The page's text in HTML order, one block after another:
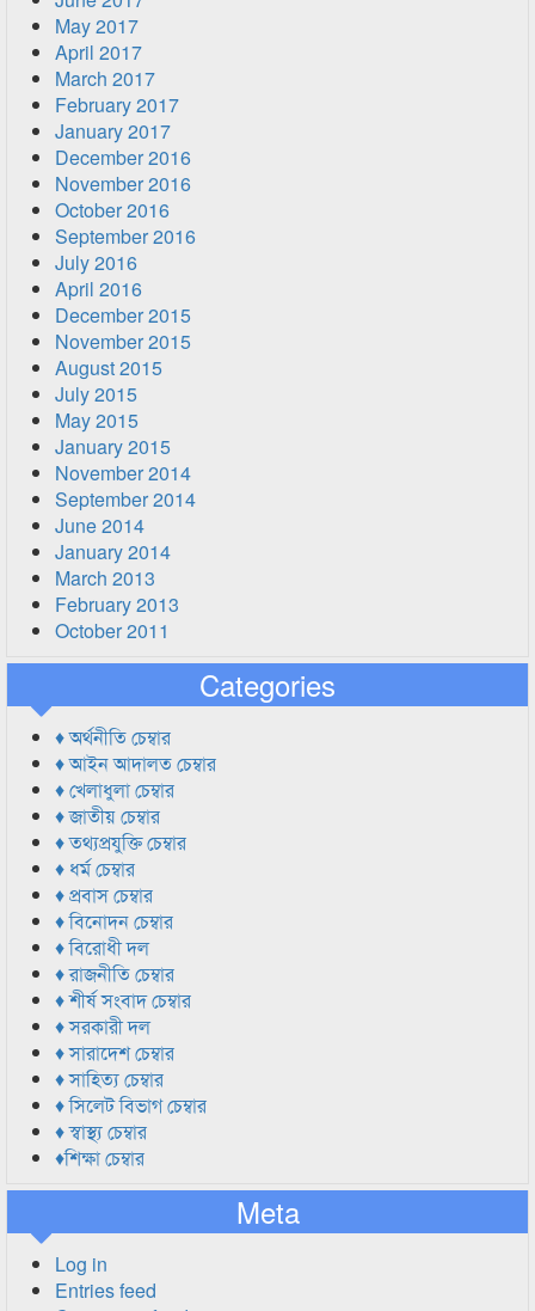
May 2017
April 2017
March 2017
February 2017
January 2017
December 2016
November 2016
October 2016
September 2016
July 2016
April 2016
December 2015
November 2015
August 2015
July 2015
May 2015
January 2015
November 2014
September 2014
June 2014
January 2014
March 2013
February 2013
October 2011
Categories
♦ অর্থনীতি চেম্বার
♦ আইন আদালত চেম্বার
♦ খেলাধুলা চেম্বার
♦ জাতীয় চেম্বার
♦ তথ্যপ্রযুক্তি চেম্বার
♦ ধর্ম চেম্বার
♦ প্রবাস চেম্বার
♦ বিনোদন চেম্বার
♦ বিরোধী দল
♦ রাজনীতি চেম্বার
♦ শীর্ষ সংবাদ চেম্বার
♦ সরকারী দল
♦ সারাদেশ চেম্বার
♦ সাহিত্য চেম্বার
♦ সিলেট বিভাগ চেম্বার
♦ স্বাস্থ্য চেম্বার
♦শিক্ষা চেম্বার
Meta
Log in
Entries feed